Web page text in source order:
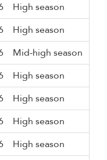
High season
High season
Mid-high season
High season
High season
High season
High season